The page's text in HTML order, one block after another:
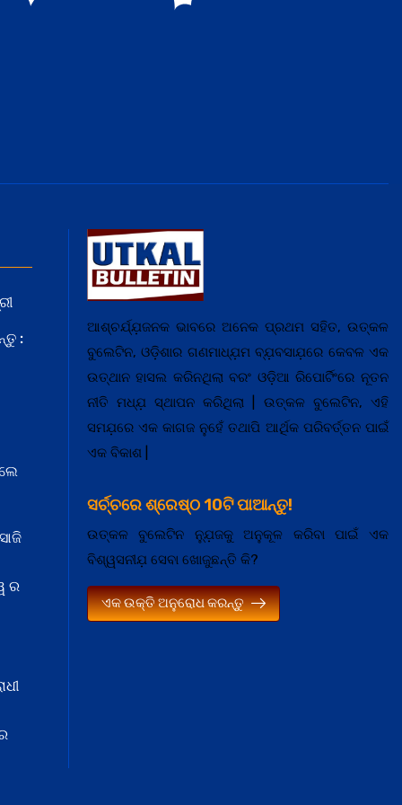
:
ର
ଆଶ୍ଚର୍ଯ୍ଯ଼ଜନକ ଭାବରେ ଅନେକ ପ୍ରଥମ ସହିତ, ଉତ୍କଳ
ବୁଲେଟିନ, ଓଡ଼ିଶାର ଗଣମାଧ୍ଯ଼ମ ବ୍ଯ଼ବସାଯ଼ରେ କେବଳ ଏକ
ଉତ୍ଥାନ ହାସଲ କରିନଥିଲା ବରଂ ଓଡ଼ିଆ ରିପୋର୍ଟିଂରେ ନୂତନ
ନୀତି ମଧ୍ଯ଼ ସ୍ଥାପନ କରିଥିଲା | ଉତ୍କଳ ବୁଲେଟିନ, ଏହି
ସମଯ଼ରେ ଏକ କାଗଜ ନୁହେଁ ତଥାପି ଆର୍ଥିକ ପରିବର୍ତ୍ତନ ପାଇଁ
ଏକ ବିକାଶ |
ସର୍ଚ୍ଚରେ ଶ୍ରେଷ୍ଠ 10ଟି ପାଆନ୍ତୁ!
ଉତ୍କଳ ବୁଲେଟିନ ନ୍ଯ଼ୁଜକୁ ଅନୁକୂଳ କରିବା ପାଇଁ ଏକ
ବିଶ୍ୱସନୀଯ଼ ସେବା ଖୋଜୁଛନ୍ତି କି?
ଏକ ଉକ୍ତି ଅନୁରୋଧ କରନ୍ତୁ